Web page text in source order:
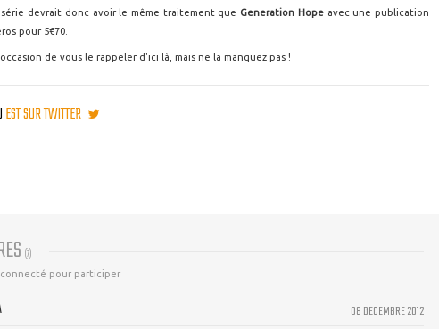
devrait donc avoir le même traitement que Generation Hopeavec une publication
pour 5€70.
de vous le rappeler d'ici là, mais ne la manquez pas !
EST SUR TWITTER
(7)
pour participer
08 DECEMBRE 2012